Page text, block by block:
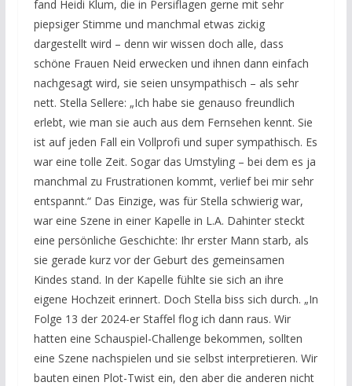
fand Heidi Klum, die in Persiflagen gerne mit sehr
piepsiger Stimme und manchmal etwas zickig
dargestellt wird – denn wir wissen doch alle, dass
schöne Frauen Neid erwecken und ihnen dann einfach
nachgesagt wird, sie seien unsympathisch – als sehr
nett. Stella Sellere: „Ich habe sie genauso freundlich
erlebt, wie man sie auch aus dem Fernsehen kennt. Sie
ist auf jeden Fall ein Vollprofi und super sympathisch. Es
war eine tolle Zeit. Sogar das Umstyling – bei dem es ja
manchmal zu Frustrationen kommt, verlief bei mir sehr
entspannt.“ Das Einzige, was für Stella schwierig war,
war eine Szene in einer Kapelle in L.A. Dahinter steckt
eine persönliche Geschichte: Ihr erster Mann starb, als
sie gerade kurz vor der Geburt des gemeinsamen
Kindes stand. In der Kapelle fühlte sie sich an ihre
eigene Hochzeit erinnert. Doch Stella biss sich durch. „In
Folge 13 der 2024-er Staffel flog ich dann raus. Wir
hatten eine Schauspiel-Challenge bekommen, sollten
eine Szene nachspielen und sie selbst interpretieren. Wir
bauten einen Plot-Twist ein, den aber die anderen nicht